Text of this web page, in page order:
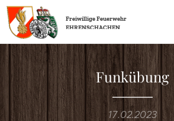
FreiwilligeFeuerwehr
EHRENSCHACHEN
Funkübung
17.02.2023